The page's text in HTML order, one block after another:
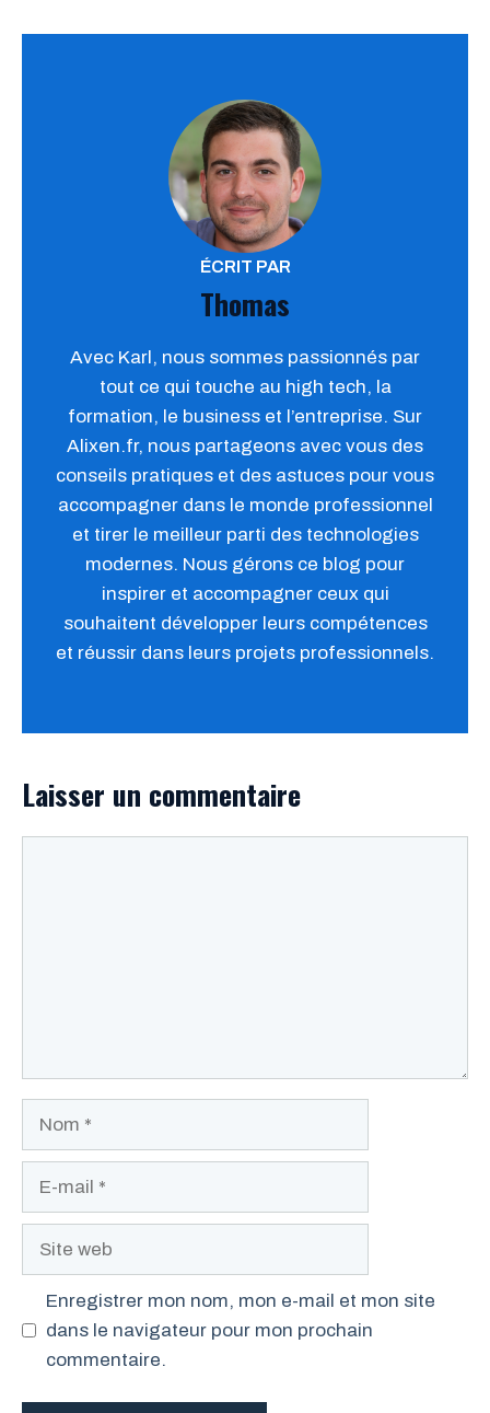
ÉCRIT PAR
Thomas
Avec Karl, nous sommes passionnés par
tout ce qui touche au high tech, la
formation, le business et l’entreprise. Sur
Alixen.fr, nous partageons avec vous des
conseils pratiques et des astuces pour vous
accompagner dans le monde professionnel
et tirer le meilleur parti des technologies
modernes. Nous gérons ce blog pour
inspirer et accompagner ceux qui
souhaitent développer leurs compétences
et réussir dans leurs projets professionnels.
Laisser un commentaire
Enregistrer mon nom, mon e-mail et mon site
dans le navigateur pour mon prochain
commentaire.